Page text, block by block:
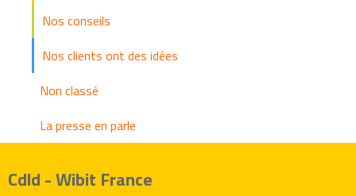
Nos conseils
Nos clients ont des idées
Non classé
La presse en parle
Cdld - Wibit France